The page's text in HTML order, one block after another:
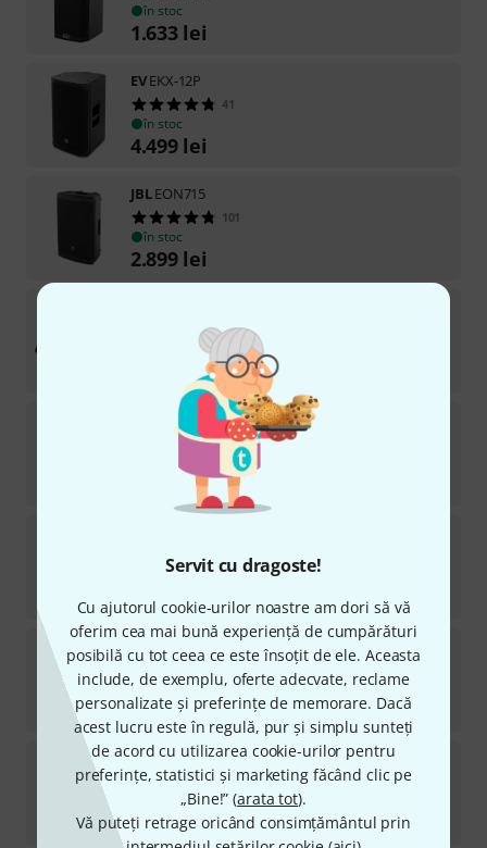
Servit cu dragoste!
Cu ajutorul cookie-urilor noastre am dori să vă
oferim cea mai bună experiență de cumpărături
posibilă cu tot ceea ce este însoțit de ele. Aceasta
include, de exemplu, oferte adecvate, reclame
personalizate și preferințe de memorare. Dacă
acest lucru este în regulă, pur și simplu sunteți
de acord cu utilizarea cookie-urilor pentru
preferințe, statistici și marketing făcând clic pe
„Bine!” (arata tot).
Vă puteți retrage oricând consimțământul prin
în stoc
1.633 lei
EVEKX-12P
41
în stoc
4.499 lei
JBLEON715
101
în stoc
2.899 lei
191
lei
SAT 62A G2
33
în stoc
lei
în stoc
6.199 lei
ETX-12P
în stoc
7.555lei
the boxPA 302 A
486
în stoc
1.555lei